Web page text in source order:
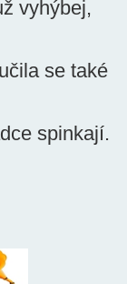
vyhýbej,
se také
spinkají.